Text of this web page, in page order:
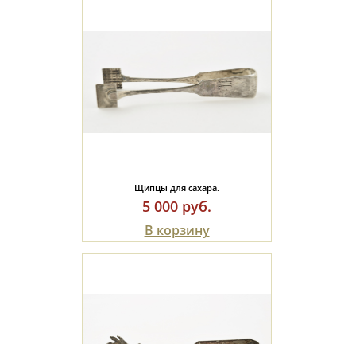
Щипцы для сахара.
5 000 руб.
В корзину